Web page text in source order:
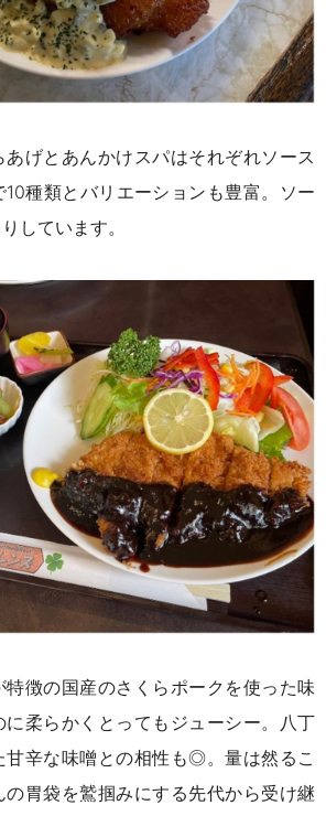
げとあんかけスパはそれぞれソース
種類とバリエーションも豊富。ソー
しています。
特徴の国産のさくらポークを使った味
柔らかくとってもジューシー。八丁
甘辛な味噌との相性も◎。量は然るこ
の胃袋を鷲掴みにする先代から受け継